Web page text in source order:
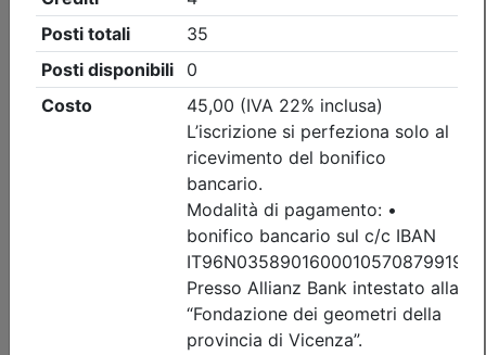
(edizione 1)
Data: 10/09/2026
dal 30/07/2026 al 04/09/2026
Allegati
Note
Posti disponibili: 0